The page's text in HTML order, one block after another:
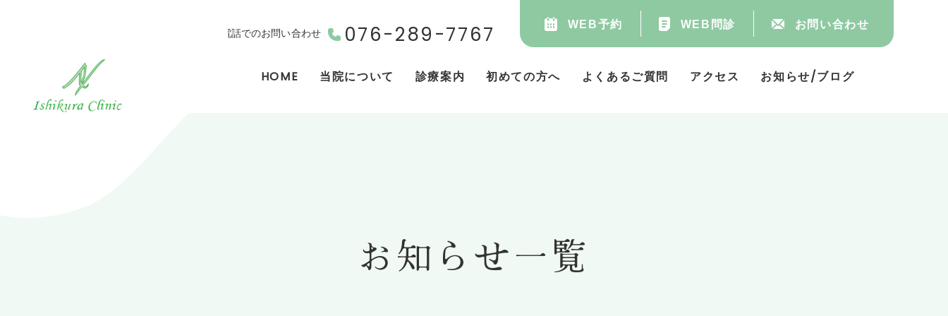
電話でのお問い合わせ 076-289-7767 WEB予約 WEB問診 お問い合わせ
HOME 当院について 診療案内 初めての方へ よくあるご質問 アクセス お知らせ/ブログ
お知らせ一覧